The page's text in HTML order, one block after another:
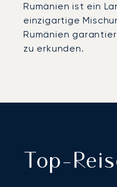
Rumänien ist ein
einzigartige
Rumänien
zu erkunden.
Top-